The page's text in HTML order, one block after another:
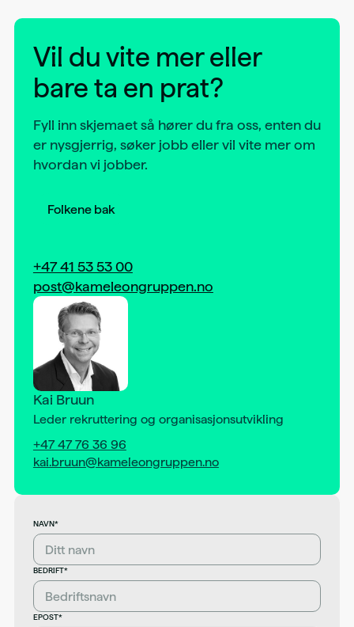
Vil du vite mer eller
bare ta en prat?
Fyll inn skjemaet så hører du fra oss, enten du
er nysgjerrig, søker jobb eller vil vite mer om
hvordan vi jobber.
Folkene bak
+47 41 53 53 00
post@kameleongruppen.no
Kai Bruun
Leder rekruttering og organisasjonsutvikling
+47 47 76 36 96
kai.bruun@kameleongruppen.no
NAVN*
BEDRIFT*
EPOST*